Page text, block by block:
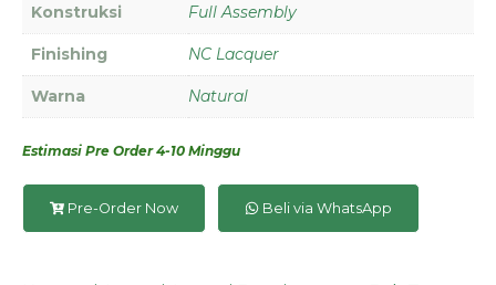
Konstruksi Full Assembly
Finishing NC Lacquer
Warna Natural
Estimasi Pre Order 4-10 Minggu
Pre-Order Now Beli via WhatsApp